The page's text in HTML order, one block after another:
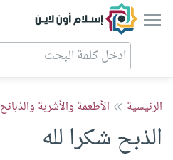
إسلام أون لاين
الرئيسية الأطعمة والأشربة والذبائح
الذبح شكرا لله